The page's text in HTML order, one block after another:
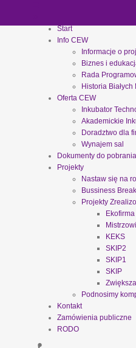
Start
Info CEW
Informacje o
Biznes i
Rada
Historia Białych
Oferta CEW
Inkubator
Akademickie
Doradztwo dla
Wynajem sal
Dokumenty do pobrania
Projekty
Nastaw się na
Bussiness
Projekty
Ekofirma
KEKS
SKIP2
SKIP1
SKIP
Podnosimy
Kontakt
Zamówienia publiczne
RODO